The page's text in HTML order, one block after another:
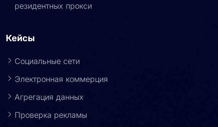
резидентных прокси
Кейсы
Социальные сети
Электронная коммерция
Агрегация данных
Проверка рекламы